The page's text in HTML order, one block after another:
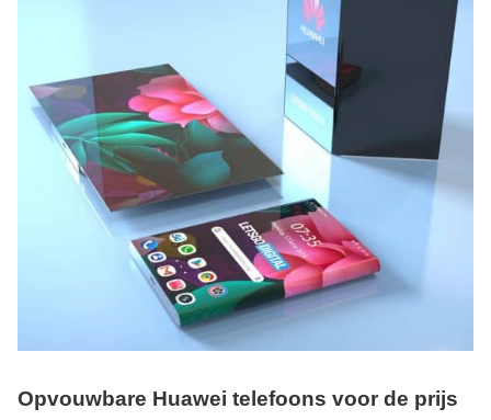
Opvouwbare Huawei telefoons voor de prijs